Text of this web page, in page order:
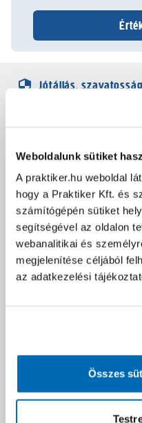
Weboldalunk sütiket
A praktiker.hu weboldal
hogy a Praktiker Kft. és
számítógépén sütiket
segítségével az oldalon
webanalitikai és
megjelenítése céljából
az adatkezelési
Összes
Jótállás,
Dokumentumok,
Hibát találtál az
Kérjük